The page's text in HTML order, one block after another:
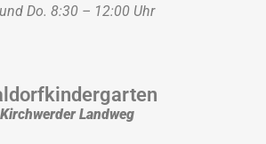
Do. 8:30 – 12:00 Uhr
Kirchwerder Landweg